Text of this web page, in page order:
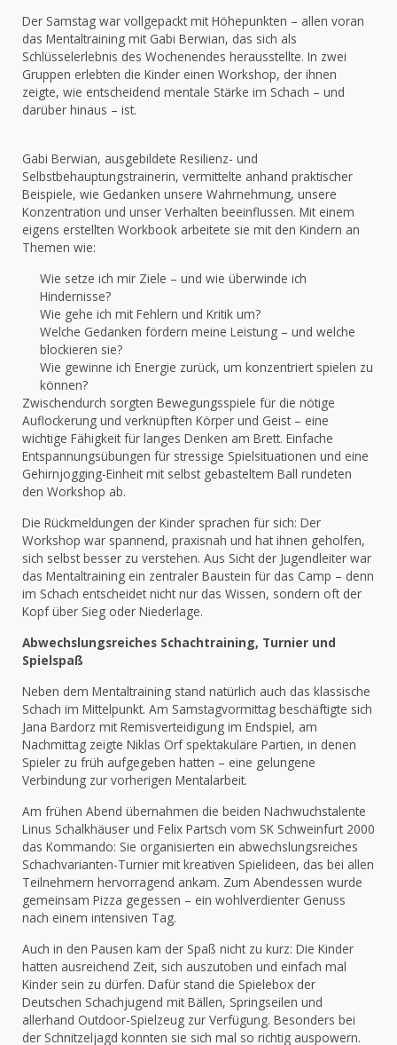
Der Samstag war vollgepackt mit Höhepunkten – allen voran
das Mentaltraining mit Gabi Berwian, das sich als
Schlüsselerlebnis des Wochenendes herausstellte. In zwei
Gruppen erlebten die Kinder einen Workshop, der ihnen
zeigte, wie entscheidend mentale Stärke im Schach – und
darüber hinaus – ist.
Gabi Berwian, ausgebildete Resilienz- und
Selbstbehauptungstrainerin, vermittelte anhand praktischer
Beispiele, wie Gedanken unsere Wahrnehmung, unsere
Konzentration und unser Verhalten beeinflussen. Mit einem
eigens erstellten Workbook arbeitete sie mit den Kindern an
Themen wie:
Wie setze ich mir Ziele – und wie überwinde ich
Hindernisse?
Wie gehe ich mit Fehlern und Kritik um?
Welche Gedanken fördern meine Leistung – und welche
blockieren sie?
Wie gewinne ich Energie zurück, um konzentriert spielen zu
können?
Zwischendurch sorgten Bewegungsspiele für die nötige
Auflockerung und verknüpften Körper und Geist – eine
wichtige Fähigkeit für langes Denken am Brett. Einfache
Entspannungsübungen für stressige Spielsituationen und eine
Gehirnjogging-Einheit mit selbst gebasteltem Ball rundeten
den Workshop ab.
Die Rückmeldungen der Kinder sprachen für sich: Der
Workshop war spannend, praxisnah und hat ihnen geholfen,
sich selbst besser zu verstehen. Aus Sicht der Jugendleiter war
das Mentaltraining ein zentraler Baustein für das Camp – denn
im Schach entscheidet nicht nur das Wissen, sondern oft der
Kopf über Sieg oder Niederlage.
Abwechslungsreiches Schachtraining, Turnier und
Spielspaß
Neben dem Mentaltraining stand natürlich auch das klassische
Schach im Mittelpunkt. Am Samstagvormittag beschäftigte sich
Jana Bardorz mit Remisverteidigung im Endspiel, am
Nachmittag zeigte Niklas Orf spektakuläre Partien, in denen
Spieler zu früh aufgegeben hatten – eine gelungene
Verbindung zur vorherigen Mentalarbeit.
Am frühen Abend übernahmen die beiden Nachwuchstalente
Linus Schalkhäuser und Felix Partsch vom SK Schweinfurt 2000
das Kommando: Sie organisierten ein abwechslungsreiches
Schachvarianten-Turnier mit kreativen Spielideen, das bei allen
Teilnehmern hervorragend ankam. Zum Abendessen wurde
gemeinsam Pizza gegessen – ein wohlverdienter Genuss
nach einem intensiven Tag.
Auch in den Pausen kam der Spaß nicht zu kurz: Die Kinder
hatten ausreichend Zeit, sich auszutoben und einfach mal
Kinder sein zu dürfen. Dafür stand die Spielebox der
Deutschen Schachjugend mit Bällen, Springseilen und
allerhand Outdoor-Spielzeug zur Verfügung. Besonders bei
der Schnitzeljagd konnten sie sich mal so richtig auspowern.